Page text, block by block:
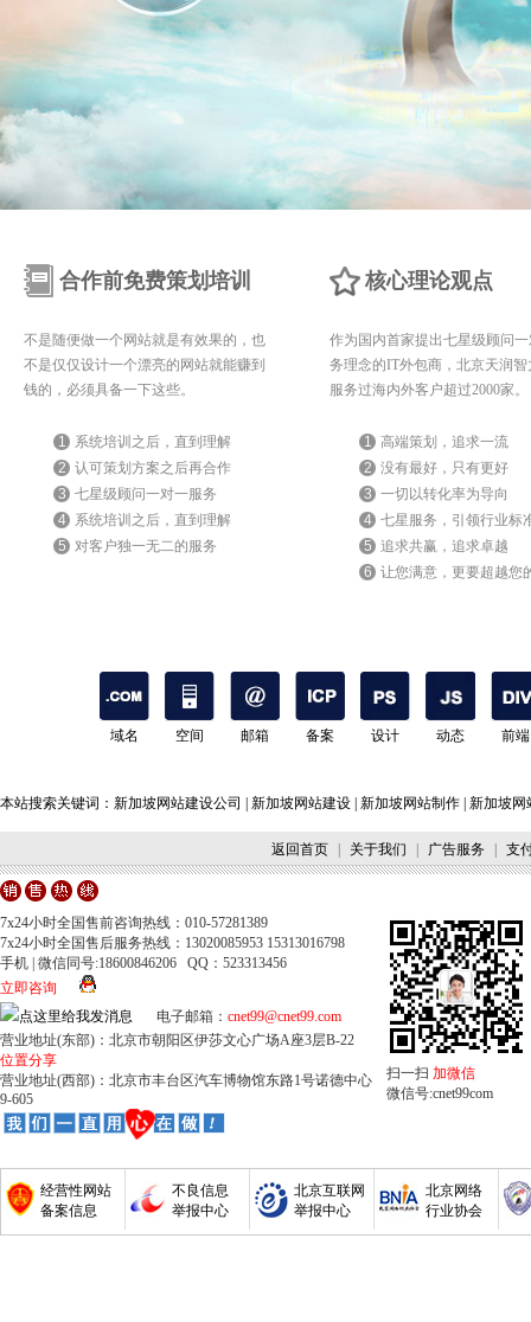
合作前免费策划培训
不是随便做一个网站就是有效果的，也
不是仅仅设计一个漂亮的网站就能赚到
钱的，必须具备一下这些。
1
系统培训之后，直到理解
2 认可策划方案之后再合作
3 七星级顾问一对一服务
4
系统培训之后，直到理解
5 对客户独一无二的服务
核心理论观点
作为国内首家提出七星级顾问
务理念的IT外包商，北京天润智
服务过海内外客户超过2000家。
1 高端策划，追求一流
2 没有最好，只有更好
3 一切以转化率为导向
4 七星服务，引领行业标
5 追求共赢，追求卓越
6 让您满意，更要超越您
域名 空间 邮箱 备案 设计 动态 前端
本站搜索关键词： 新加坡网站建设公司 新加坡网站建设 新加坡网站制作 新加坡网
返回首页 关于我们 广告服务 支
7x24小时全国售前咨询热线：010-57281389
7x24小时全国售后服务热线：13020085953 15313016798
手机 | 微信同号:18600846206 QQ：523313456
立即咨询
电子邮箱： cnet99@cnet99.com
营业地址(东部)：北京市朝阳区伊莎文心广场A座3层B-22
位置分享
营业地址(西部)：北京市丰台区汽车博物馆东路1号诺德中心
9-605
扫一扫 加微信
微信号:cnet99com
经营性网站
备案信息
不良信息
举报中心
北京互联网
举报中心
北京网络
行业协会